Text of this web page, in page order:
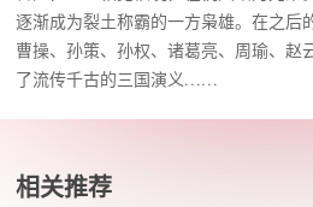
逐渐成为裂土称霸的一方枭雄。在之后
曹操、孙策、孙权、诸葛亮、周瑜、赵
了流传千古的三国演义……
相关推荐